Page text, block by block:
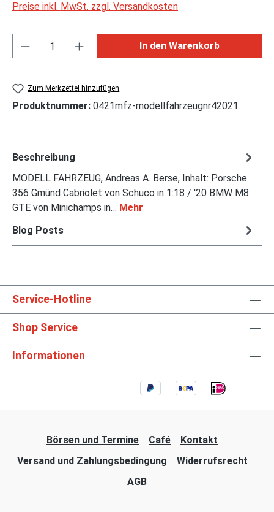
Preise inkl. MwSt. zzgl. Versandkosten
Produkt Anzahl: Gib den gewünschten
In den Warenkorb
Zum Merkzettel hinzufügen
Produktnummer: 0421mfz-modellfahrzeugnr42021
Beschreibung
MODELL FAHRZEUG, Andreas A. Berse, Inhalt: Porsche
356 Gmünd Cabriolet von Schuco in 1:18 / '20 BMW M8
GTE von Minichamps in… Mehr
Blog Posts
Service-Hotline
Shop Service
Informationen
Börsen und Termine Café
Kontakt
Versand und Zahlungsbedingung
Widerrufsrecht
AGB